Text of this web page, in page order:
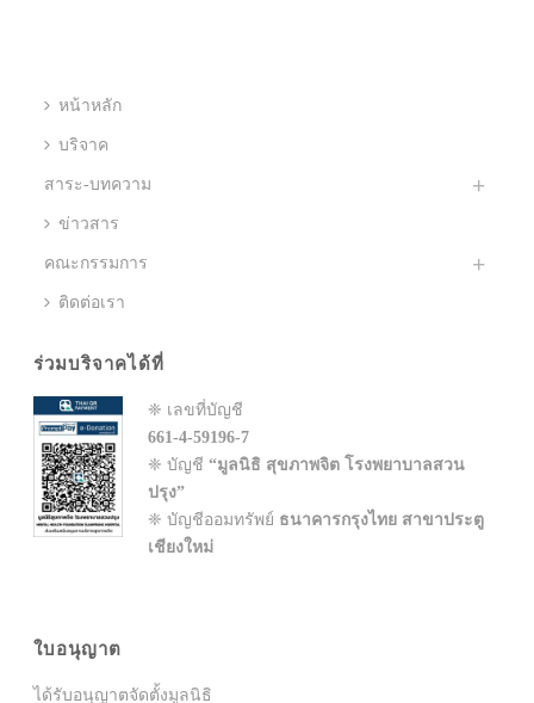
หน้าหลัก
บริจาค
สาระ-บทความ
ข่าวสาร
คณะกรรมการ
ติดต่อเรา
ร่วมบริจาคได้ที่
❈ เลขที่บัญชี
661-4-59196-7
❈ บัญชี“มูลนิธิ สุขภาพจิต โรงพยาบาลสวน
ปรุง”
❈ บัญชีออมทรัพย์ ธนาคารกรุงไทย สาขาประตู
เชียงใหม่
ใบอนุญาต
ได้รับอนุญาตจัดตั้งมูลนิธิ